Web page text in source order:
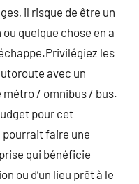
il risque de être un
quelque chose en a
les
avec un
métro / omnibus / bus.
pour cet
faire une
qui bénéficie
ou d’un lieu prêt à le